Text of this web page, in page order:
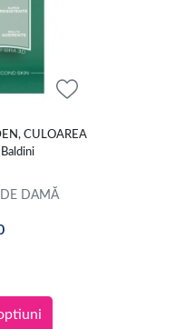
CULOAREA
DE DAMĂ